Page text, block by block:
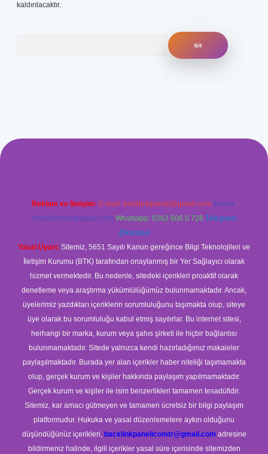
kaldırılacaktır.
Reklam ve İletişim: E-mail: backlinkpaneli@gmail.com Teams:
forumhizmeti@gmail.com Whatsapp: 0262 606 0 726 Telegram:
@karabul
Yasal Uyarı: Sitemiz, 5651 Sayılı Kanun gereğince Bilgi Teknolojileri ve
İletişim Kurumu (BTK) tarafından onaylanmış bir Yer Sağlayıcı olarak
hizmet vermektedir. Bu nedenle, sitedeki içerikleri proaktif olarak
denetleme veya araştırma yükümlülüğümüz bulunmamaktadır. Ancak,
üyelerimiz yazdıkları içeriklerin sorumluluğunu taşımakta olup, siteye
üye olarak bu sorumluluğu kabul etmiş sayılırlar. Bu internet sitesi,
herhangi bir marka, kurum veya şahıs şirketi ile hiçbir bağlantısı
bulunmamaktadır. Sitede yalnızca kendi hazırladığımız makaleler
paylaşılmaktadır. Burada yer alan içerikler haber niteliği taşımamakta
olup, gerçek kurum ve kişiler hakkında paylaşım yapılmamaktadır.
Gerçek kurum ve kişiler ile isim benzerlikleri tamamen tesadüfidir.
Sitemiz, kar amacı gütmeyen ve tamamen ücretsiz bir bilgi paylaşım
platformudur. Hukuka ve yasal düzenlemelere aykırı olduğunu
düşündüğünüz içerikleri, backlinkpanelicomtr@gmail.com adresine
bildirmeniz halinde, ilgili içerikler yasal süre içerisinde sitemizden